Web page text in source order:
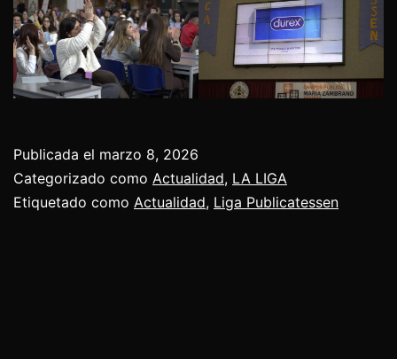
Publicada el marzo 8, 2026
Categorizado como Actualidad, LA LIGA
Etiquetado como Actualidad, Liga Publicatessen